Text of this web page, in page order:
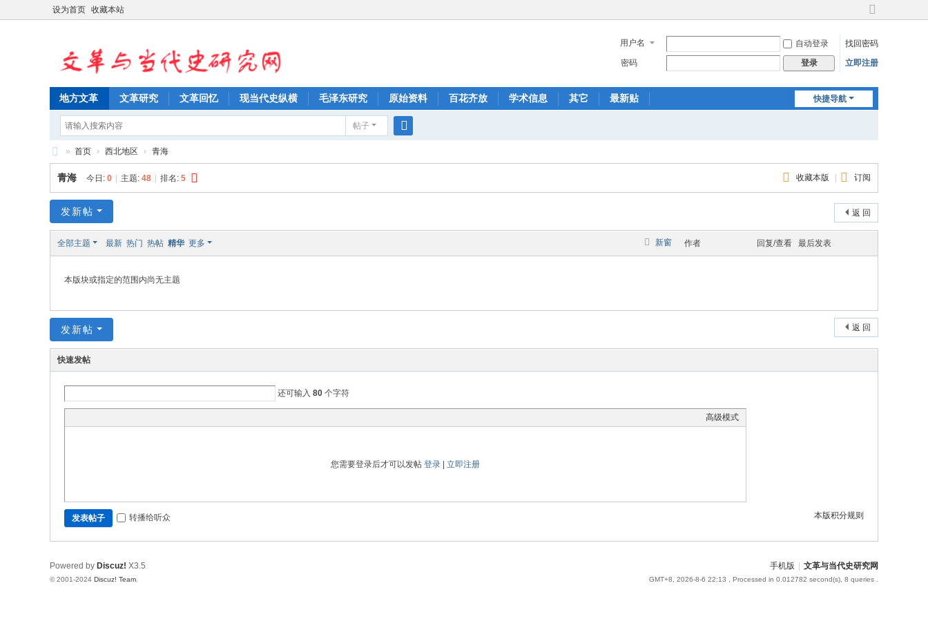
设为首页 收藏本站
切
到
宽
用户名 自动登录
找回密码
密码
登录 立即注册
快捷导航
地方文革 文革研究 文革回忆 现当代史纵横 毛泽东研究 原始资料 百花齐放 学术信息 其它 最新贴
帖子
索
文
革
当
究
» 首页 › 西北地区 › 青海
收藏本版 订阅
青海 今日: 0 主题: 48 排名: 5
返 回
发新帖
新窗
全部主题 最新 热门 热帖 精华 更多 作者 回复/查看 最后发表
本版块或指定的范围内尚无主题
返 回
发新帖
快速发帖
还可输入 80 个字符
高级模式
您需要登录后才可以发帖 登录 立即注册
本版积分规则
发表帖子 转播给听众
手机版 文革与当代史研究网
GMT+8, 2026-8-6 22:13 , Processed in 0.012782 second(s), 8 queries .
Powered by Discuz! X3.5
© 2001-2024 Discuz! Team